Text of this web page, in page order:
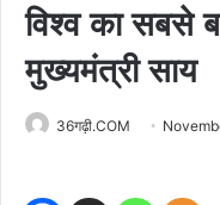
विश्व का सबसे
मुख्यमंत्री साय
36गढ़ी.COM